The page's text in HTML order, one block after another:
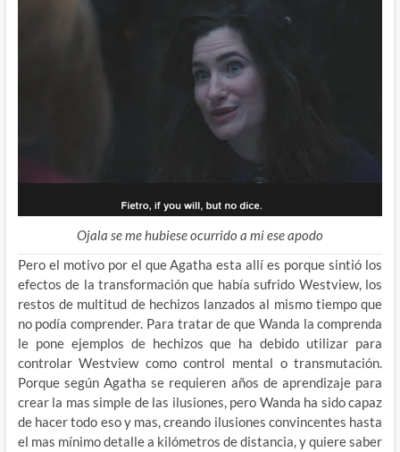
Ojala se me hubiese ocurrido a mi ese apodo
Pero el motivo por el que Agatha esta allí es porque sintió los
efectos de la transformación que había sufrido Westview, los
restos de multitud de hechizos lanzados al mismo tiempo que
no podía comprender. Para tratar de que Wanda la comprenda
le pone ejemplos de hechizos que ha debido utilizar para
controlar Westview como control mental o transmutación.
Porque según Agatha se requieren años de aprendizaje para
crear la mas simple de las ilusiones, pero Wanda ha sido capaz
de hacer todo eso y mas, creando ilusiones convincentes hasta
el mas mínimo detalle a kilómetros de distancia, y quiere saber